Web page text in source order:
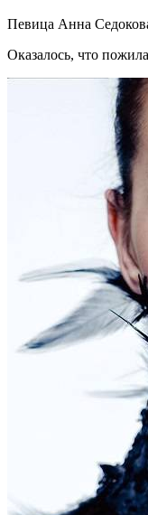
Певица Анна
Оказалось, что